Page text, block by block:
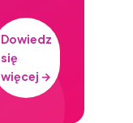
Dowiedz
się
więcej →